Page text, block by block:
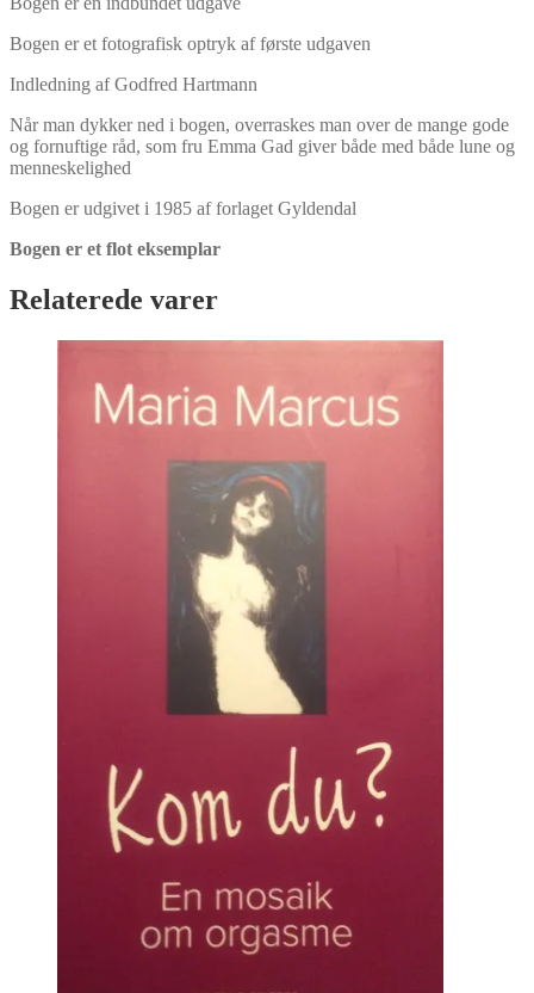
Gad
Bogen er et fotografisk optryk af første udgaven
Indledning af Godfred Hartmann
Når man dykker ned i bogen, overraskes man over de mange gode
og fornuftige råd, som fru Emma Gad giver både med både lune og
menneskelighed
Bogen er udgivet i 1985 af forlaget Gyldendal
Bogen er et flot eksemplar
Relaterede varer